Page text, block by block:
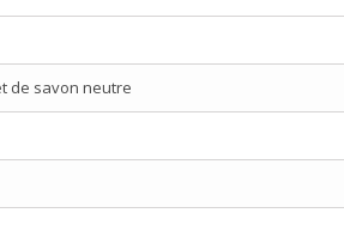
de savon neutre